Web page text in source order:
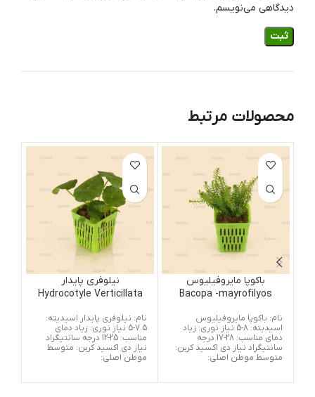
دیدگاهی می‌نویسم.
محصولات مرتبط
باکوپا مایروفیلیوس
Bacopa -mayrofilyos
نام: باکوپا مایروفیلیوس
اسیدیته: 8-5 نیاز نوری: زیاد
دمای مناسب: 28-17 درجه
سانتیگراد نیاز دی اکسید کربن:
متوسط موطن اصلی:
نیلوفری پایدار
Hydrocotyle Verticillata
نام: نیلوفری پایدار اسیدیته:
7.5-5 نیاز نوری: زیاد دمای
مناسب: 25-12 درجه سانتیگراد
نیاز دی اکسید کربن: متوسط
موطن اصلی: